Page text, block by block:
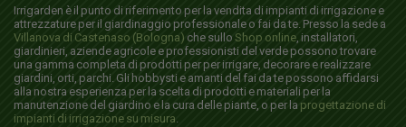
Irrigarden è il punto di riferimento per la vendita di impianti di irrigazione e
attrezzature per il giardinaggio professionale o fai da te. Presso la sede a
Villanova di Castenaso (Bologna) che sullo Shop online, installatori,
giardinieri, aziende agricole e professionisti del verde possono trovare
una gamma completa di prodotti per per irrigare, decorare e realizzare
giardini, orti, parchi. Gli hobbysti e amanti del fai da te possono affidarsi
alla nostra esperienza per la scelta di prodotti e materiali per la
manutenzione del giardino e la cura delle piante, o per la progettazione di
impianti di irrigazione su misura.